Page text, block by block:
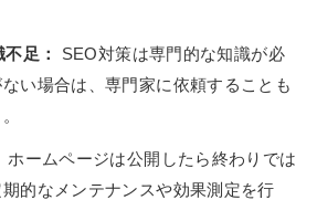
足：
SEO対策は専門的な知識が必
い場合は、専門家に依頼することも
ホームページは公開したら終わりでは
的なメンテナンスや効果測定を行